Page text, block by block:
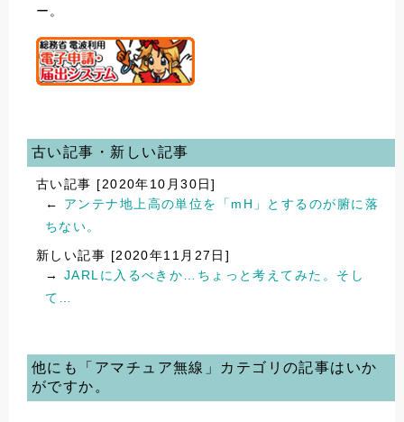
ー。
古い記事・新しい記事
古い記事 [2020年10月30日]
← アンテナ地上高の単位を「mH」とするのが腑に落
ちない。
新しい記事 [2020年11月27日]
→ JARLに入るべきか…ちょっと考えてみた。そし
て…
他にも「アマチュア無線」カテゴリの記事はいか
がですか。